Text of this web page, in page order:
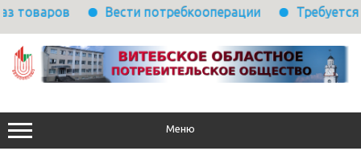
Вести потребкооперации Требуется
содержимому
Меню